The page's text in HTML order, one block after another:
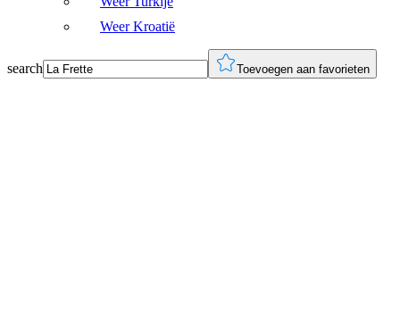
Weer Kroatië
search Toevoegen aan favorieten